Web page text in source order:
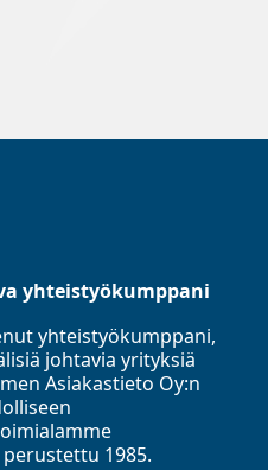
yhteistyökumppani
yhteistyökumppani,
johtavia yrityksiä
Asiakastieto Oy:n
1985.